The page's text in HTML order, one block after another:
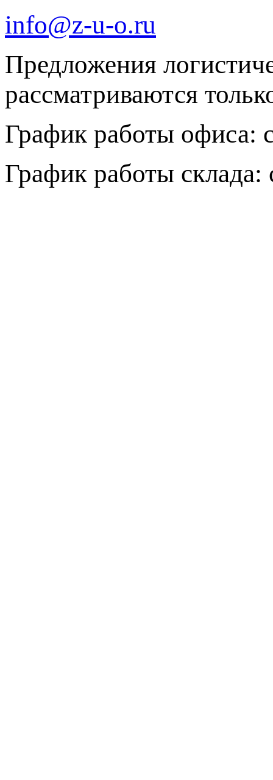
info@z-u-o.ru
Предложения
рассматриваются
График работы офиса:
График работы